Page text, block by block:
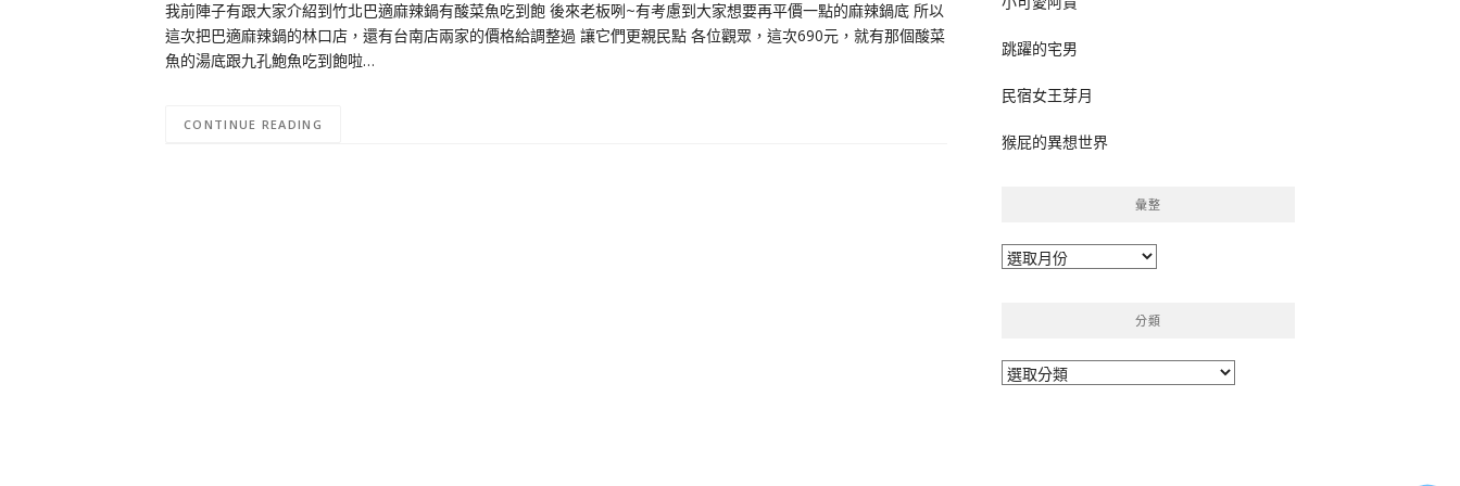
我前陣子有跟大家介紹到竹北巴適麻辣鍋有酸菜魚吃到飽 後來老板咧~有考慮到大家想要再平價一點的麻辣鍋底 所以
這次把巴適麻辣鍋的林口店，還有台南店兩家的價格給調整過 讓它們更親民點 各位觀眾，這次690元，就有那個酸菜
魚的湯底跟九孔鮑魚吃到飽啦…
CONTINUE READING
跳躍的宅男
民宿女王芽月
猴屁的異想世界
彙整
彙
分類
分